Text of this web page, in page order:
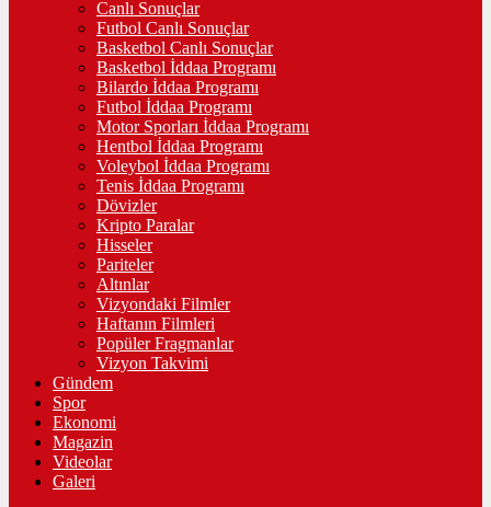
Canlı Sonuçlar
Futbol Canlı Sonuçlar
Basketbol Canlı Sonuçlar
Basketbol İddaa Programı
Bilardo İddaa Programı
Futbol İddaa Programı
Motor Sporları İddaa Programı
Hentbol İddaa Programı
Voleybol İddaa Programı
Tenis İddaa Programı
Dövizler
Kripto Paralar
Hisseler
Pariteler
Altınlar
Vizyondaki Filmler
Haftanın Filmleri
Popüler Fragmanlar
Vizyon Takvimi
Gündem
Spor
Ekonomi
Magazin
Videolar
Galeri